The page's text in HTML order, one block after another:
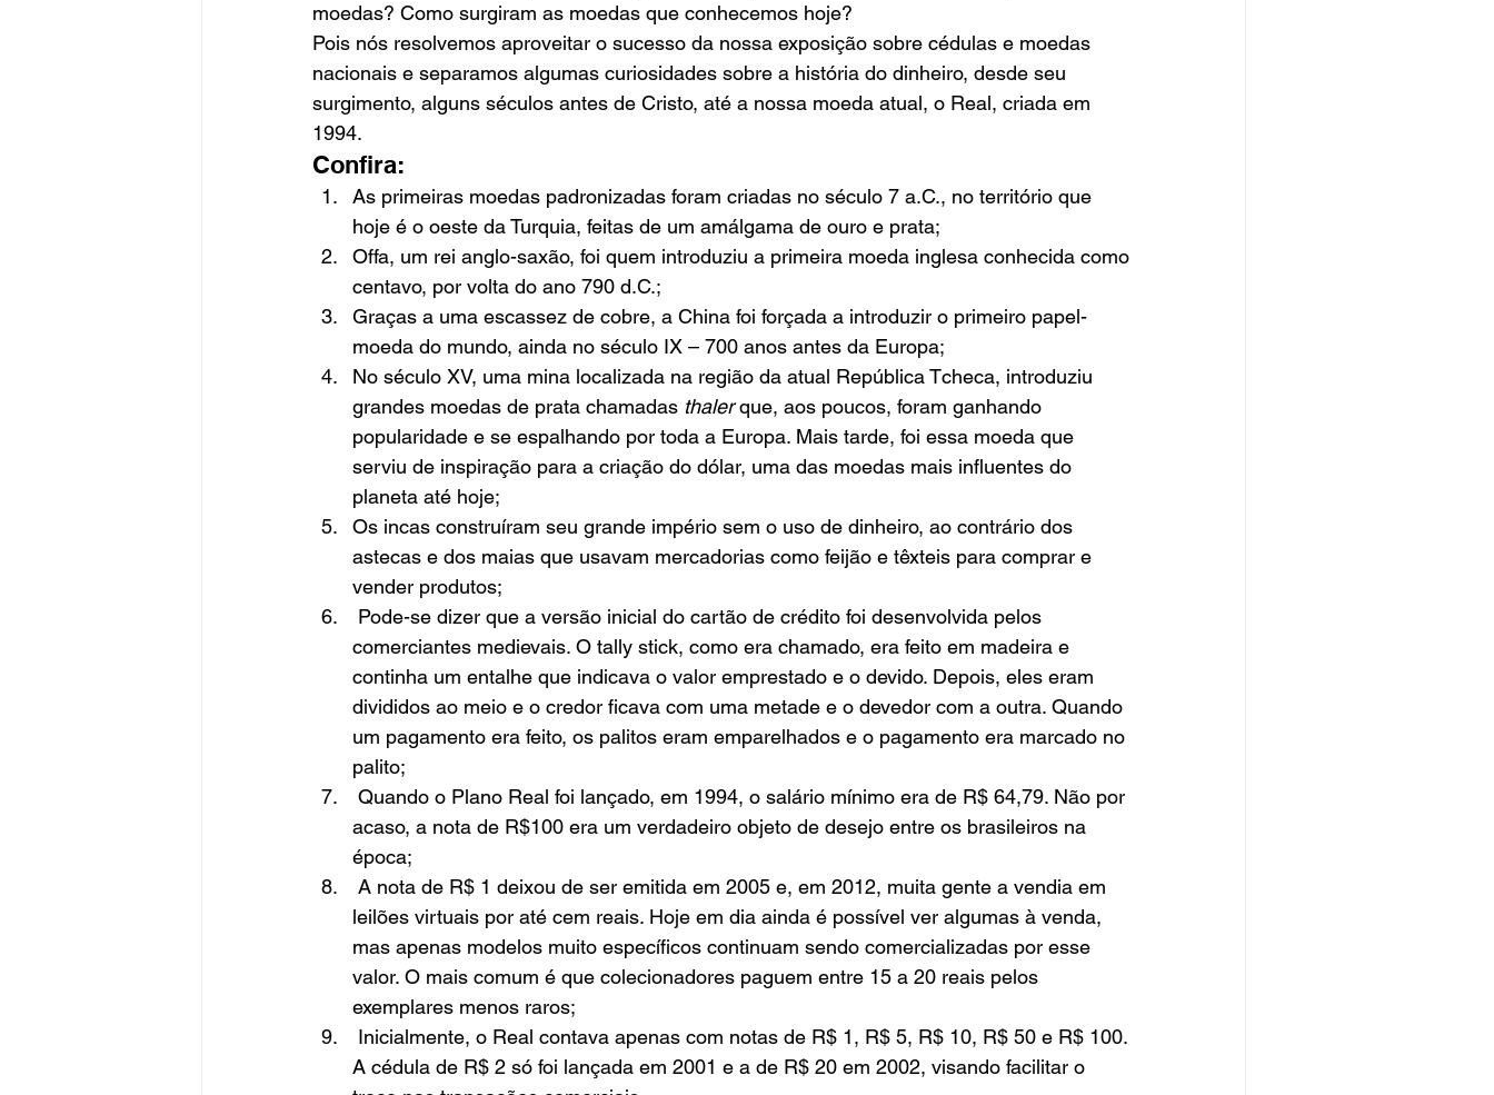
moedas? Como surgiram as moedas que conhecemos hoje?
Pois nós resolvemos aproveitar o sucesso da nossa exposição sobre cédulas e moedas
nacionais e separamos algumas curiosidades sobre a história do dinheiro, desde seu
surgimento, alguns séculos antes de Cristo, até a nossa moeda atual, o Real, criada em
1994.
Confira:
As primeiras moedas padronizadas foram criadas no século 7 a.C., no território que
hoje é o oeste da Turquia, feitas de um amálgama de ouro e prata;
Offa, um rei anglo-saxão, foi quem introduziu a primeira moeda inglesa conhecida como
centavo, por volta do ano 790 d.C.;
Graças a uma escassez de cobre, a China foi forçada a introduzir o primeiro papel-
moeda do mundo, ainda no século IX – 700 anos antes da Europa;
No século XV, uma mina localizada na região da atual República Tcheca, introduziu
grandes moedas de prata chamadas thaler que, aos poucos, foram ganhando
popularidade e se espalhando por toda a Europa. Mais tarde, foi essa moeda que
serviu de inspiração para a criação do dólar, uma das moedas mais influentes do
planeta até hoje;
Os incas construíram seu grande império sem o uso de dinheiro, ao contrário dos
astecas e dos maias que usavam mercadorias como feijão e têxteis para comprar e
vender produtos;
comerciantes medievais. O tally stick, como era chamado, era feito em madeira e
continha um entalhe que indicava o valor emprestado e o devido. Depois, eles eram
divididos ao meio e o credor ficava com uma metade e o devedor com a outra. Quando
um pagamento era feito, os palitos eram emparelhados e o pagamento era marcado no
palito;
acaso, a nota de R$100 era um verdadeiro objeto de desejo entre os brasileiros na
época;
leilões virtuais por até cem reais. Hoje em dia ainda é possível ver algumas à venda,
mas apenas modelos muito específicos continuam sendo comercializadas por esse
valor. O mais comum é que colecionadores paguem entre 15 a 20 reais pelos
exemplares menos raros;
A cédula de R$ 2 só foi lançada em 2001 e a de R$ 20 em 2002, visando facilitar o